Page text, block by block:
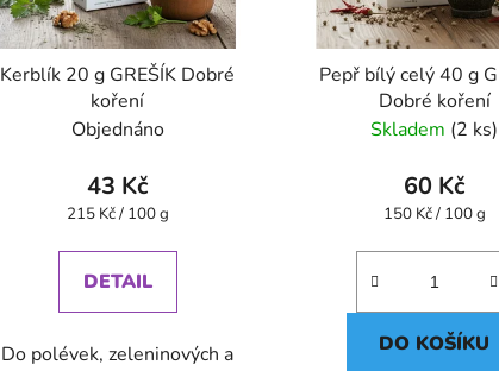
Kerblík 20 g GREŠÍK Dobré
koření
Objednáno
43 Kč
Měrná
215 Kč / 100 g
DETAIL
Do polévek, zeleninových a
Pepř bílý celý 40 g
Dobré koření
Skladem (2 ks)
60 Kč
Měrná
150 Kč / 100 g
DO KOŠÍKU